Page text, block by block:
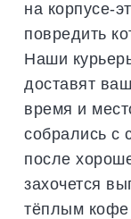
на корпусе-
повредить
Наши
доставят
время и
собрались с
после
захочется
тёплым кофе